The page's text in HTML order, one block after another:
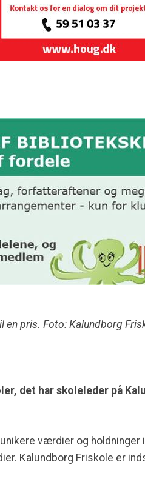
en pris. Foto: Kalundborg
det har skoleleder på
værdier og holdninger
Kalundborg Friskole er